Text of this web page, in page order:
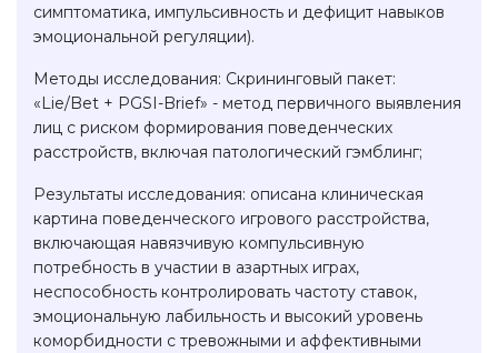
симптоматика, импульсивность и дефицит навыков
эмоциональной регуляции).
Методы исследования: Скрининговый пакет:
«Lie/Bet + PGSI-Brief» - метод первичного выявления
лиц с риском формирования поведенческих
расстройств, включая патологический гэмблинг;
Результаты исследования: описана клиническая
картина поведенческого игрового расстройства,
включающая навязчивую компульсивную
потребность в участии в азартных играх,
неспособность контролировать частоту ставок,
эмоциональную лабильность и высокий уровень
коморбидности с тревожными и аффективными